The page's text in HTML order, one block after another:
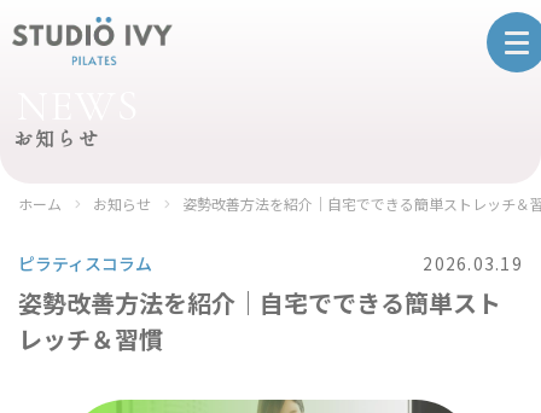
お知らせ
ホーム お知らせ 姿勢改善方法を紹介｜自宅でできる簡単ストレッチ＆
ピラティスコラム 2026.03.19
姿勢改善方法を紹介｜自宅でできる簡単スト
レッチ＆習慣